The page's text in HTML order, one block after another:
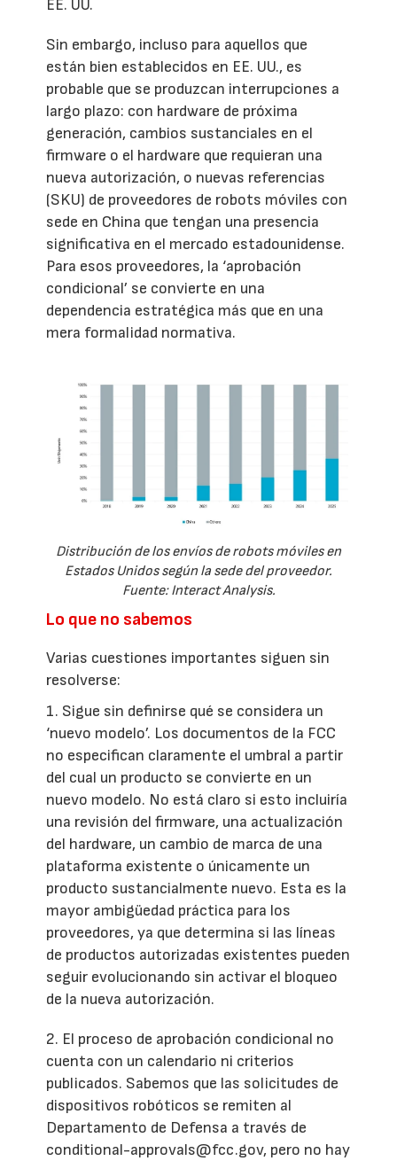
EE. UU.
Sin embargo, incluso para aquellos que
están bien establecidos en EE. UU., es
probable que se produzcan interrupciones a
largo plazo: con hardware de próxima
generación, cambios sustanciales en el
firmware o el hardware que requieran una
nueva autorización, o nuevas referencias
(SKU) de proveedores de robots móviles con
sede en China que tengan una presencia
significativa en el mercado estadounidense.
Para esos proveedores, la ‘aprobación
condicional’ se convierte en una
dependencia estratégica más que en una
mera formalidad normativa.
Distribución de los envíos de robots móviles en
Estados Unidos según la sede del proveedor.
Fuente: Interact Analysis.
Lo que no sabemos
Varias cuestiones importantes siguen sin
resolverse:
1. Sigue sin definirse qué se considera un
‘nuevo modelo’. Los documentos de la FCC
no especifican claramente el umbral a partir
del cual un producto se convierte en un
nuevo modelo. No está claro si esto incluiría
una revisión del firmware, una actualización
del hardware, un cambio de marca de una
plataforma existente o únicamente un
producto sustancialmente nuevo. Esta es la
mayor ambigüedad práctica para los
proveedores, ya que determina si las líneas
de productos autorizadas existentes pueden
seguir evolucionando sin activar el bloqueo
de la nueva autorización.
2. El proceso de aprobación condicional no
cuenta con un calendario ni criterios
publicados. Sabemos que las solicitudes de
dispositivos robóticos se remiten al
Departamento de Defensa a través de
conditional-approvals@fcc.gov, pero no hay